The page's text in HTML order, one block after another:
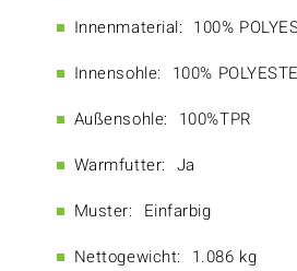
Innenmaterial: 100%
Innensohle: 100%
Außensohle: 100%TPR
Warmfutter: Ja
Muster: Einfarbig
Nettogewicht: 1.086 kg